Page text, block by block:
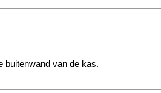
buitenwand van de kas.